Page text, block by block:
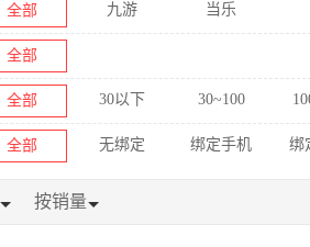
全部 九游 当乐
全部
全部 30以下 30~100
全部 无绑定 绑定手机 绑
按销量